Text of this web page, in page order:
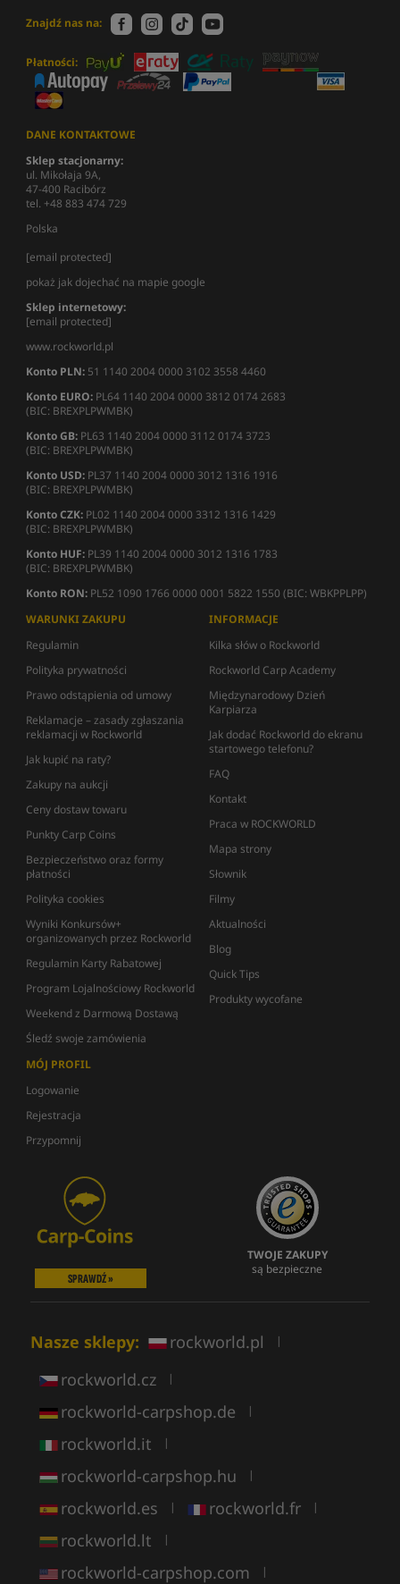
Znajdź nas na:
Płatności:
DANE KONTAKTOWE
Sklep stacjonarny:
ul. Mikołaja 9A,
47-400 Racibórz
tel. +48 883 474 729
Polska
[email protected]
pokaż jak dojechać na mapie google
Sklep internetowy:
[email protected]
www.rockworld.pl
Konto PLN: 51 1140 2004 0000 3102 3558 4460
Konto EURO: PL64 1140 2004 0000 3812 0174 2683
(BIC: BREXPLPWMBK)
Konto GB: PL63 1140 2004 0000 3112 0174 3723
(BIC: BREXPLPWMBK)
Konto USD: PL37 1140 2004 0000 3012 1316 1916
(BIC: BREXPLPWMBK)
Konto CZK: PL02 1140 2004 0000 3312 1316 1429
(BIC: BREXPLPWMBK)
Konto HUF: PL39 1140 2004 0000 3012 1316 1783
(BIC: BREXPLPWMBK)
Konto RON: PL52 1090 1766 0000 0001 5822 1550 (BIC: WBKPPLPP)
WARUNKI ZAKUPU
Regulamin
Polityka prywatności
Prawo odstąpienia od umowy
Reklamacje – zasady zgłaszania
reklamacji w Rockworld
Jak kupić na raty?
Zakupy na aukcji
Ceny dostaw towaru
Punkty Carp Coins
Bezpieczeństwo oraz formy
płatności
Polityka cookies
Wyniki Konkursów+
organizowanych przez Rockworld
Regulamin Karty Rabatowej
Program Lojalnościowy Rockworld
Weekend z Darmową Dostawą
Śledź swoje zamówienia
INFORMACJE
Kilka słów o Rockworld
Rockworld Carp Academy
Międzynarodowy Dzień
Karpiarza
Jak dodać Rockworld do ekranu
startowego telefonu?
FAQ
Kontakt
Praca w ROCKWORLD
Mapa strony
Słownik
Filmy
Aktualności
Blog
Quick Tips
Produkty wycofane
MÓJ PROFIL
Logowanie
Rejestracja
Przypomnij
SPRAWDŹ »
TWOJE ZAKUPY
są bezpieczne
Nasze sklepy: rockworld.pl |
rockworld.cz |
rockworld-carpshop.de |
rockworld.it |
rockworld-carpshop.hu |
rockworld.es | rockworld.fr |
rockworld.lt |
rockworld-carpshop.com |